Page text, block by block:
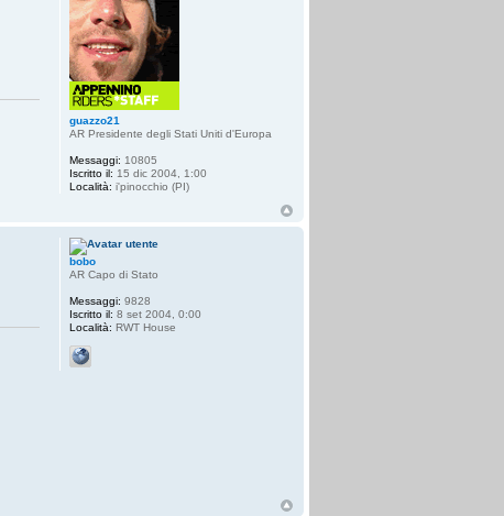
guazzo21
AR Presidente degli Stati Uniti d'Europa
Messaggi: 10805
Iscritto il: 15 dic 2004, 1:00
Località: i'pinocchio (PI)
bobo
AR Capo di Stato
Messaggi: 9828
Iscritto il: 8 set 2004, 0:00
Località: RWT House